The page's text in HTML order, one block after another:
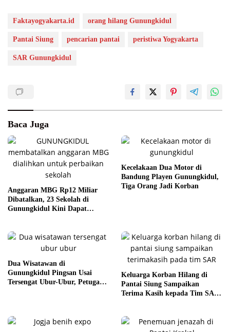
Faktayogyakarta.id orang hilang Gunungkidul
Pantai Siung pencarian pantai peristiwa Yogyakarta
SAR Gunungkidul
Baca Juga
Anggaran MBG Rp12 Miliar
Dibatalkan, 23 Sekolah di
Gunungkidul Kini Dapat
Kecelakaan Dua Motor di
Bandung Playen Gunungkidul,
Tiga Orang Jadi Korban
Dua Wisatawan di
Gunungkidul Pingsan Usai
Tersengat Ubur-Ubur, Petugas
Keluarga Korban Hilang di
Pantai Siung Sampaikan
Terima Kasih kepada Tim SAR